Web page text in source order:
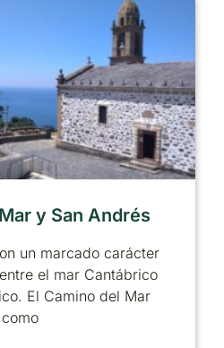
y San Andrés
un marcado carácter
el mar Cantábrico
El Camino del Mar